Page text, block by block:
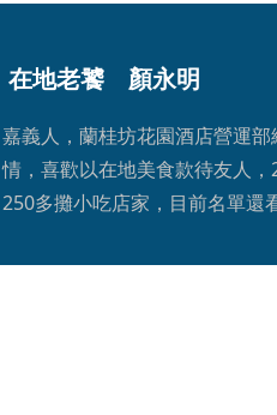
在地老饕　顏永明
嘉義人，蘭桂坊花園酒店營運
情，喜歡以在地美食款待友人